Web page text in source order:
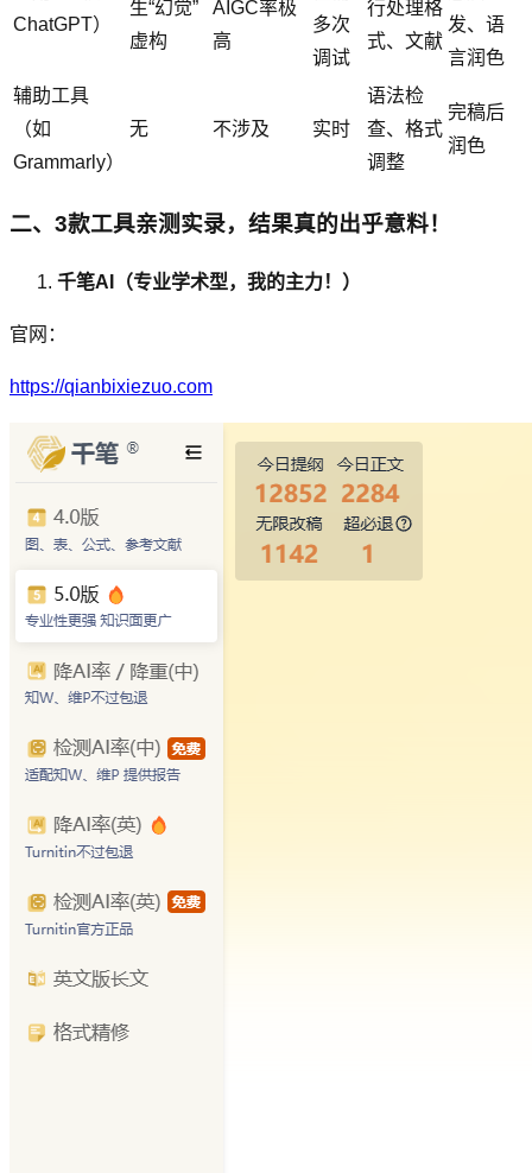
ChatGPT）
生“幻觉”
虚构
AIGC率极
高
多次
调试
行处理格
式、文献
发、语
言润色
辅助工具
（如
Grammarly）
无 不涉及 实时
语法检
查、格式
调整
完稿后
润色
二、3款工具亲测实录，结果真的出乎意料！
千笔AI（专业学术型，我的主力！）
官网：
https://qianbixiezuo.com